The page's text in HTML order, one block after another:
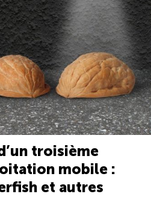
troisième
mobile :
et autres